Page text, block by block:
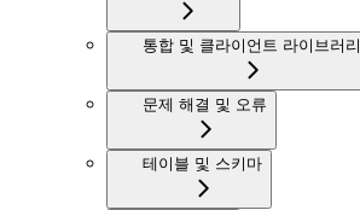
통합 및 클라이언트 라이브러리
문제 해결 및 오류
테이블 및 스키마